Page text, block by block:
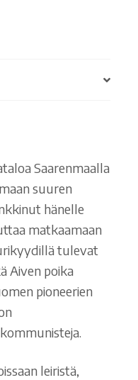
Saarenmaalla
suuren
hänelle
matkaamaan
tulevat
Aiven poika
pioneerien
leiristä,